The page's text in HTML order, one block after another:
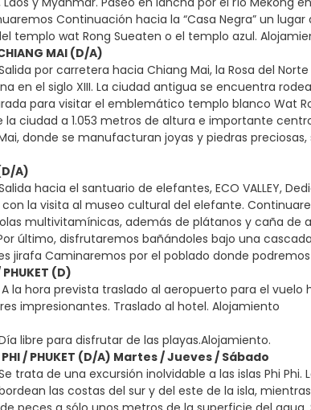
Continuación hacia la “Casa Negra” un
templo wat Rong Sueaten o el templo azul.
MAI (D/A)
por carretera hacia Chiang Mai, la Rosa del
en el siglo XIII. La ciudad antigua se encuentra
para visitar el emblemático templo blanco Wat
la ciudad a 1.053 metros de altura e importante
donde se manufacturan joyas y piedras
A)
hacia el santuario de elefantes, ECO VALLEY,
la visita al museo cultural del elefante.
multivitamínicas, además de plátanos y caña de
último, disfrutaremos bañándoles bajo una
jirafa Caminaremos por el poblado donde
(D)
la hora prevista traslado al aeropuerto para el
impresionantes. Traslado al hotel. Alojamiento
libre para disfrutar de las playas.Alojamiento.
PHI / PHUKET (D/A) Martes / Jueves / Sábado
trata de una excursión inolvidable a las islas Phi
las costas del sur y del este de la isla,